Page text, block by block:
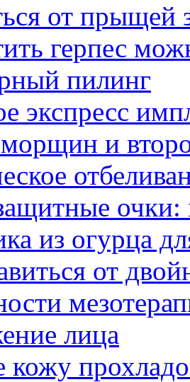
от прыщей
герпес
пилинг
экспресс
и
из огурца
от
лица
кожу